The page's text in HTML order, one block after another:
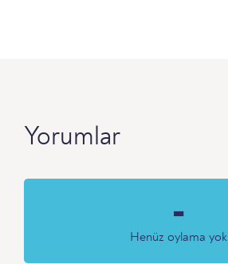
Yorumlar
-
Henüz oylama yok